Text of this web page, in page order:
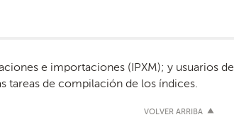
e importaciones (IPXM); y usuarios de
tareas de compilación de los índices.
VOLVER ARRIBA